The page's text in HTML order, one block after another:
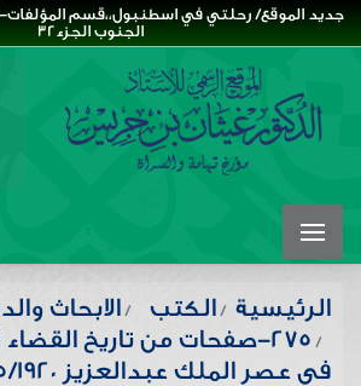
جديد الموقع/ رحلتي في اسطنبول،،قسم المؤلفات-
الجنوب الجزء32
الرئيسية الكتب
الابحاث
275-صفحات من تاريخ
في عصر الملك عبدالعزيز 1935/1920 م